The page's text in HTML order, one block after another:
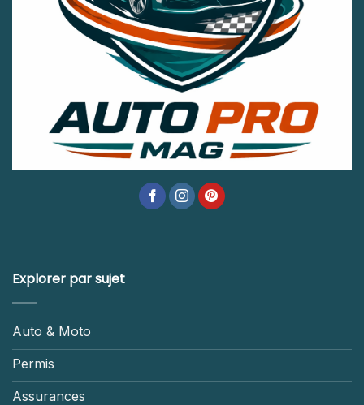
Explorer par sujet
Auto & Moto
Permis
Assurances